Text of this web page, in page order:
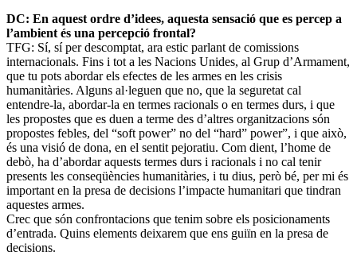
DC: En aquest ordre d’idees, aquesta sensació que es percep a
l’ambient és una percepció frontal?
TFG: Sí, sí per descomptat, ara estic parlant de comissions
internacionals. Fins i tot a les Nacions Unides, al Grup d’Armament,
que tu pots abordar els efectes de les armes en les crisis
humanitàries. Alguns al·leguen que no, que la seguretat cal
entendre-la, abordar-la en termes racionals o en termes durs, i que
les propostes que es duen a terme des d’altres organitzacions són
propostes febles, del “soft power” no del “hard” power”, i que això,
és una visió de dona, en el sentit pejoratiu. Com dient, l’home de
debò, ha d’abordar aquests termes durs i racionals i no cal tenir
presents les conseqüències humanitàries, i tu dius, però bé, per mi és
important en la presa de decisions l’impacte humanitari que tindran
aquestes armes.
Crec que són confrontacions que tenim sobre els posicionaments
d’entrada. Quins elements deixarem que ens guiïn en la presa de
decisions.